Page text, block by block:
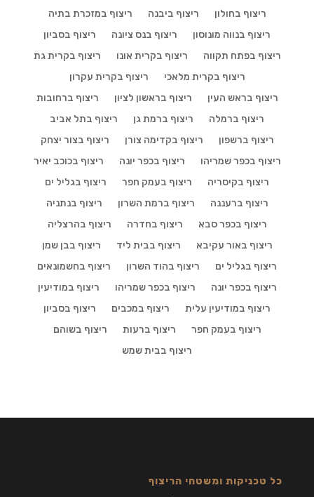
ריצוף בחולון
ריצוף ביבנה
ריצוף במזכרת בתיה
ריצוף בנווה מונוסון
ריצוף בנס ציונה
ריצוף בסביון
ריצוף בפתח תקווה
ריצוף בקרית אונו
ריצוף בקרית גת
ריצוף בקרית מלאכי
ריצוף בקרית עקרון
ריצוף בראש העין
ריצוף בראשון לציון
ריצוף ברחובות
ריצוף ברמלה
ריצוף ברמת גן
ריצוף בתל אביב
ריצוף ברשפון
ריצוף בקדימה צורן
ריצוף בצור יצחק
ריצוף בכפר שמריהו
ריצוף בכפר יונה
ריצוף בכוכב יאיר
ריצוף בקיסריה
ריצוף בעמק חפר
ריצוף בגליל ים
ריצוף ברעננה
ריצוף ברמת השרון
ריצוף בנתניה
ריצוף בכפר סבא
ריצוף בחדרה
ריצוף בהרצליה
ריצוף באור עקיבא
ריצוף בבית ליד
ריצוף בבן שמן
ריצוף בגליל ים
ריצוף בהוד השרון
ריצוף בחשמונאים
ריצוף בכפר יונה
ריצוף בכפר שמריהו
ריצוף במודיעין
ריצוף במודיעין עלית
ריצוף במכבים
ריצוף בסביון
ריצוף בעמק חפר
ריצוף ברעות
ריצוף בשוהם
ריצוף בבית שמש
כל טכניקות ומשטחי הריצוף